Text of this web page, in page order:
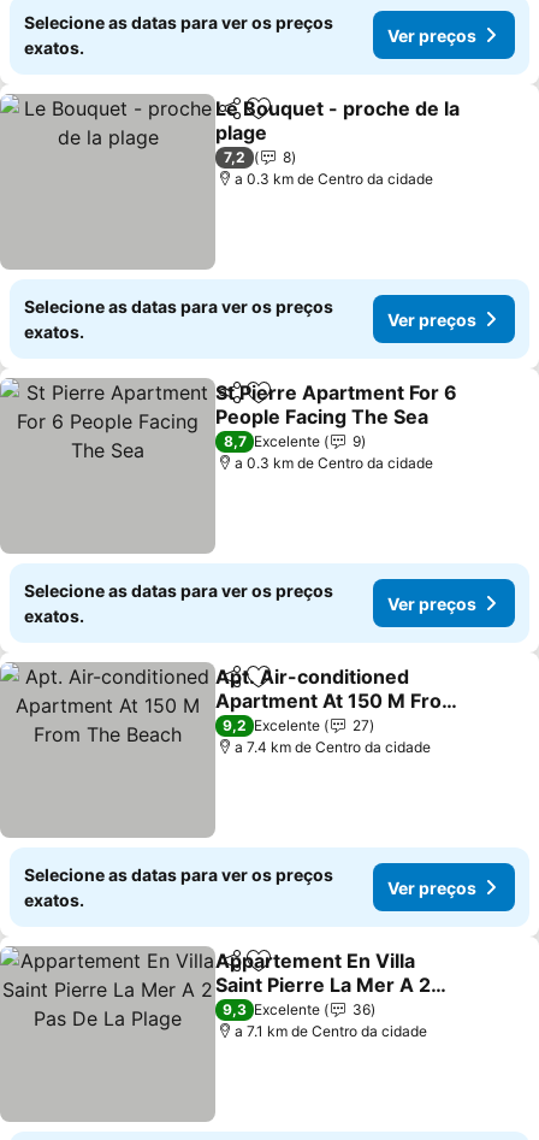
Selecione as datas para ver os preços
exatos.
Ver preços
PartilharAdicionar aos favoritos
Le Bouquet - proche de la
plage
7,2
8
a 0.3 km de Centro da cidade
Selecione as datas para ver os preços
exatos.
Ver preços
PartilharAdicionar aos favoritos
St Pierre Apartment For 6
People Facing The Sea
8,7 Excelente
9
a 0.3 km de Centro da cidade
Selecione as datas para ver os preços
exatos.
Ver preços
PartilharAdicionar aos favoritos
Apt. Air-conditioned
Apartment At 150 M From
The Beach
9,2 Excelente
27
a 7.4 km de Centro da cidade
Selecione as datas para ver os preços
exatos.
Ver preços
PartilharAdicionar aos favoritos
Appartement En Villa
Saint Pierre La Mer A 2
Pas De La Plage
9,3 Excelente
36
a 7.1 km de Centro da cidade